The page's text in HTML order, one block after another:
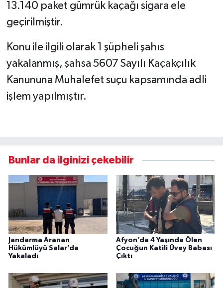
13.140 paket gümrük kaçağı sigara ele
geçirilmiştir.
Konu ile ilgili olarak 1 şüpheli şahıs
yakalanmış, şahsa 5607 Sayılı Kaçakçılık
Kanununa Muhalefet suçu kapsamında adli
işlem yapılmıştır.
Bunlar da ilginizi çekebilir
Jandarma Aranan
Hükümlüyü Salar’da
Yakaladı
Afyon’da 4 Yaşında Ölen
Çocuğun Katili Üvey Babası
Çıktı